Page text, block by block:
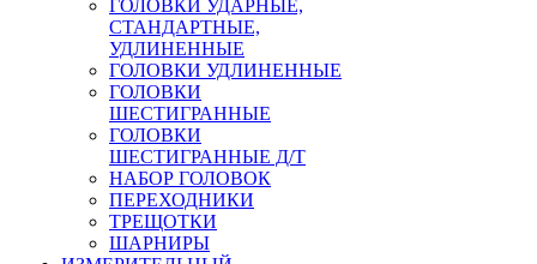
ГОЛОВКИ УДАРНЫЕ,
СТАНДАРТНЫЕ,
УДЛИНЕННЫЕ
ГОЛОВКИ УДЛИНЕННЫЕ
ГОЛОВКИ
ШЕСТИГРАННЫЕ
ГОЛОВКИ
ШЕСТИГРАННЫЕ Д/Т
НАБОР ГОЛОВОК
ПЕРЕХОДНИКИ
ТРЕЩОТКИ
ШАРНИРЫ